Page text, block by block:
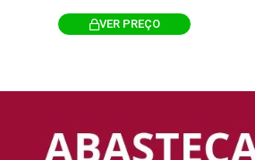
VER PREÇO